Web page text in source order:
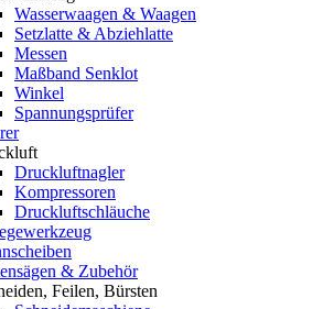
Wasserwaagen & Waagen
Setzlatte & Abziehlatte
Messen
Maßband Senklot
Winkel
Spannungsprüfer
Druckluftnagler
Kompressoren
Druckluftschläuche
& Zubehör
Feilen, Bürsten